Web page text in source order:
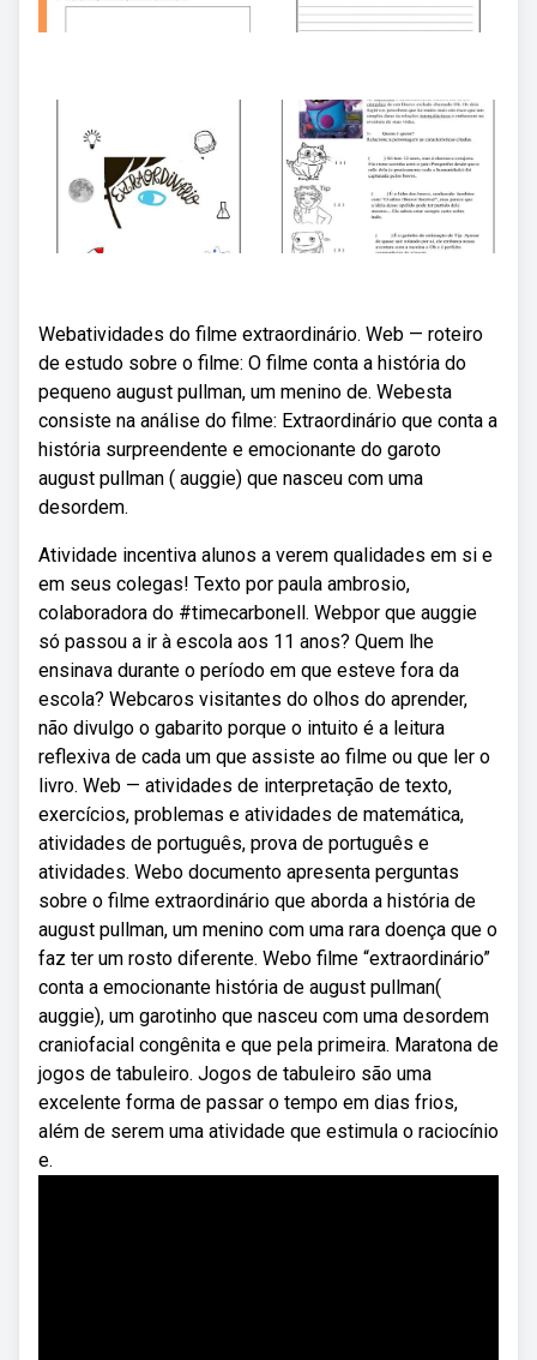
Webatividades do filme extraordinário. Web — roteiro
de estudo sobre o filme: O filme conta a história do
pequeno august pullman, um menino de. Webesta
consiste na análise do filme: Extraordinário que conta a
história surpreendente e emocionante do garoto
august pullman ( auggie) que nasceu com uma
desordem.
Atividade incentiva alunos a verem qualidades em si e
em seus colegas! Texto por paula ambrosio,
colaboradora do #timecarbonell. Webpor que auggie
só passou a ir à escola aos 11 anos? Quem lhe
ensinava durante o período em que esteve fora da
escola? Webcaros visitantes do olhos do aprender,
não divulgo o gabarito porque o intuito é a leitura
reflexiva de cada um que assiste ao filme ou que ler o
livro. Web — atividades de interpretação de texto,
exercícios, problemas e atividades de matemática,
atividades de português, prova de português e
atividades. Webo documento apresenta perguntas
sobre o filme extraordinário que aborda a história de
august pullman, um menino com uma rara doença que o
faz ter um rosto diferente. Webo filme “extraordinário”
conta a emocionante história de august pullman(
auggie), um garotinho que nasceu com uma desordem
craniofacial congênita e que pela primeira. Maratona de
jogos de tabuleiro. Jogos de tabuleiro são uma
excelente forma de passar o tempo em dias frios,
além de serem uma atividade que estimula o raciocínio
e.